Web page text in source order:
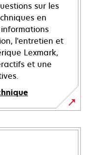
sur les
en
l'entretien et
Lexmark,
et une